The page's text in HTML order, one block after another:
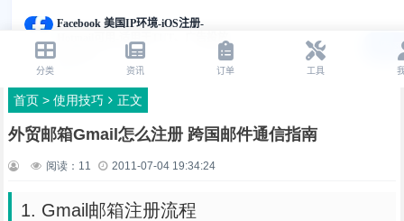
首页> 使用技巧 正文
外贸邮箱Gmail怎么注册 跨国邮件通信指南
阅读： 11 2011-07-04 19:34:24
1. Gmail邮箱注册流程